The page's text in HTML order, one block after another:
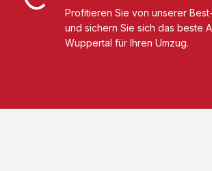
Profitieren Sie von unserer
und sichern Sie sich das beste
Wuppertal für Ihren Umzug.